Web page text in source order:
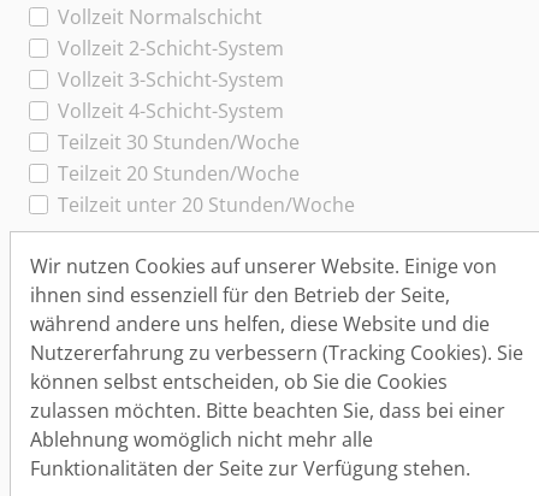
Vollzeit Normalschicht
Vollzeit 2-Schicht-System
Vollzeit 3-Schicht-System
Vollzeit 4-Schicht-System
Teilzeit 30 Stunden/Woche
Teilzeit 20 Stunden/Woche
Teilzeit unter 20 Stunden/Woche
Spezielles
Mini-Job
Lehrstelle
Trainee-Stelle
Stellenbeschreibung(*)
Wir nutzen Cookies auf unserer Website. Einige von
ihnen sind essenziell für den Betrieb der Seite,
während andere uns helfen, diese Website und die
Nutzererfahrung zu verbessern (Tracking Cookies). Sie
können selbst entscheiden, ob Sie die Cookies
zulassen möchten. Bitte beachten Sie, dass bei einer
Ablehnung womöglich nicht mehr alle
Funktionalitäten der Seite zur Verfügung stehen.